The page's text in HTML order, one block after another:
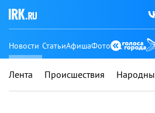
Новости СтатьиАфишаФото
Лента Происшествия